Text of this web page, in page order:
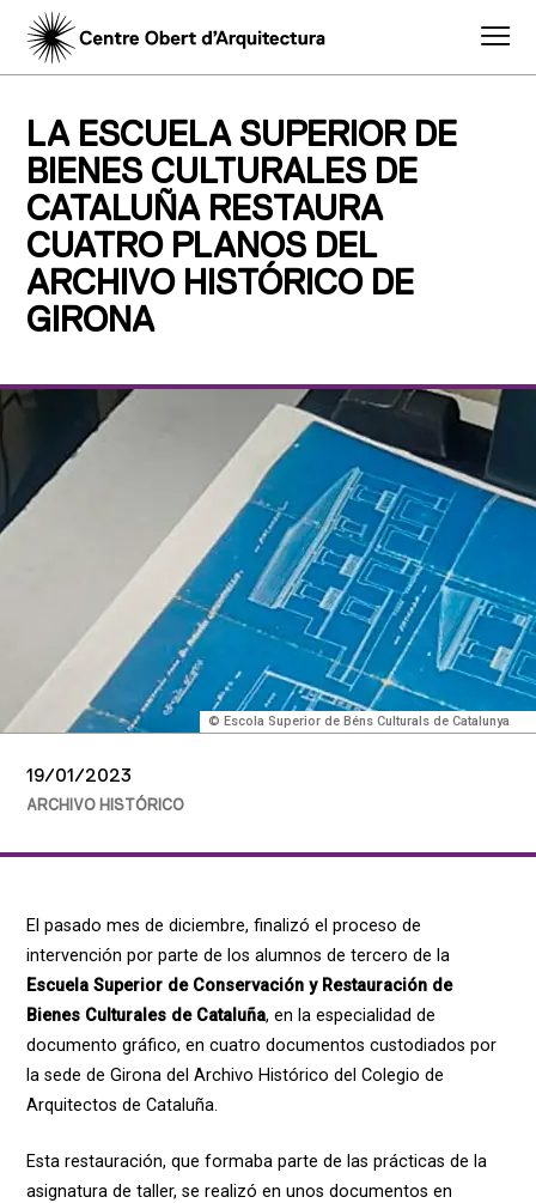
LA ESCUELA SUPERIOR DE
BIENES CULTURALES DE
CATALUÑA RESTAURA
CUATRO PLANOS DEL
ARCHIVO HISTÓRICO DE
GIRONA
© Escola Superior de Béns Culturals de Catalunya
19/01/2023
ARCHIVO HISTÓRICO
El pasado mes de diciembre, finalizó el proceso de
intervención por parte de los alumnos de tercero de la
Escuela Superior de Conservación y Restauración de
Bienes Culturales de Cataluña, en la especialidad de
documento gráfico, en cuatro documentos custodiados por
la sede de Girona del Archivo Histórico del Colegio de
Arquitectos de Cataluña.
Esta restauración, que formaba parte de las prácticas de la
asignatura de taller, se realizó en unos documentos en